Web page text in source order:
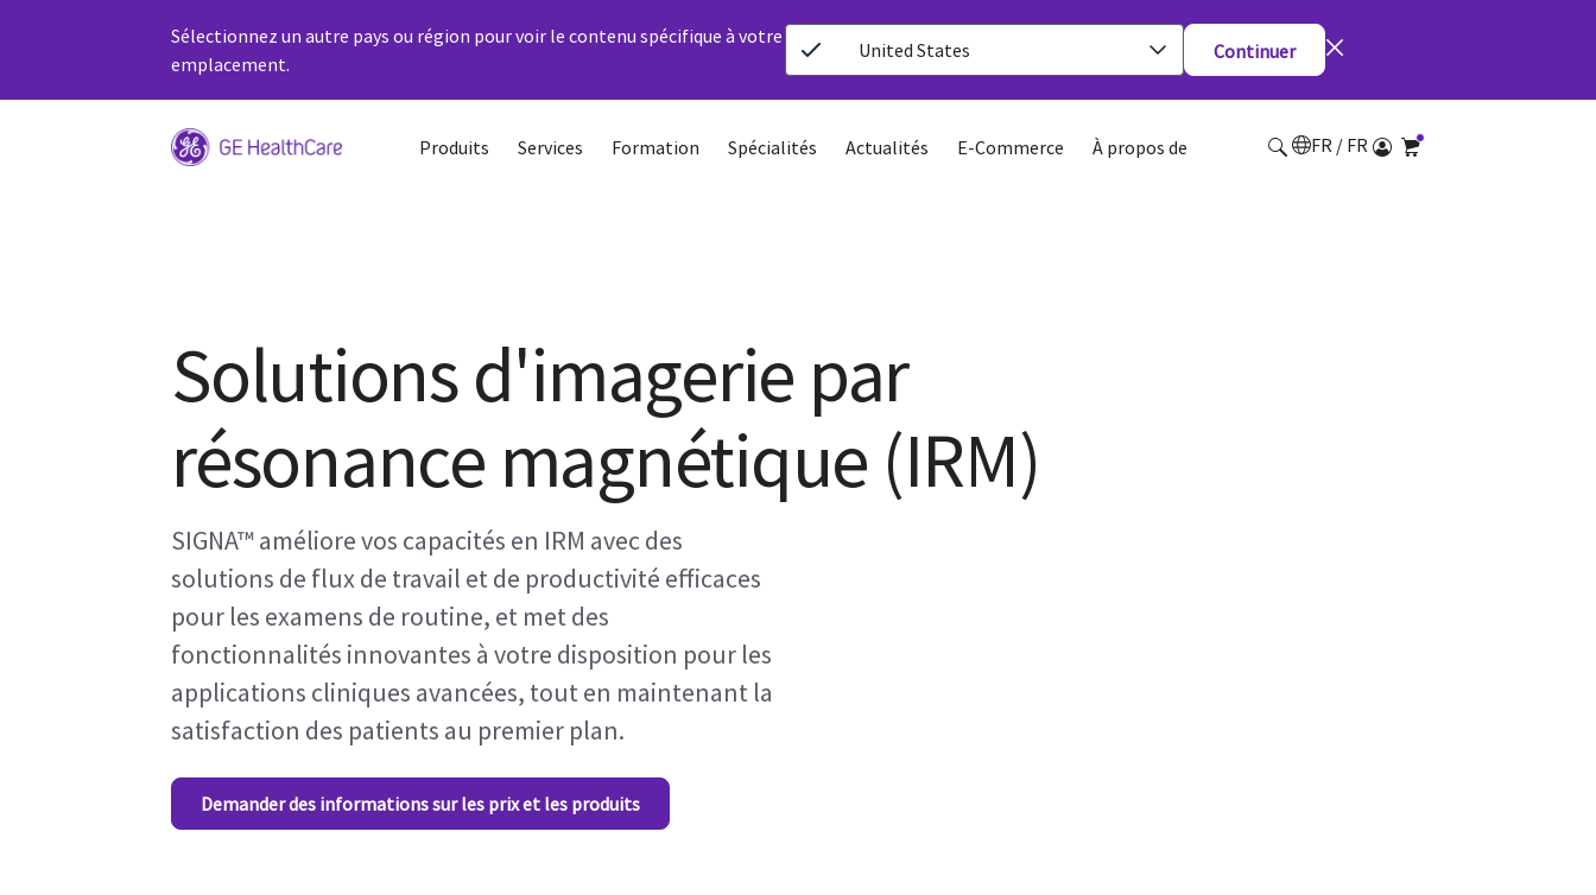
Sélectionnez un autre pays ou région pour voir le contenu spécifique à votre
emplacement.
United States Continuer
Produits Services Formation Spécialités Actualités E-Commerce À propos de FR / FR
Solutions d'imagerie par
résonance magnétique (IRM)
SIGNA™ améliore vos capacités en IRM avec des
solutions de flux de travail et de productivité efficaces
pour les examens de routine, et met des
fonctionnalités innovantes à votre disposition pour les
applications cliniques avancées, tout en maintenant la
satisfaction des patients au premier plan.
Demander des informations sur les prix et les produits